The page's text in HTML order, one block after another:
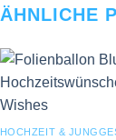
ÄHNLICHE
HOCHZEIT &